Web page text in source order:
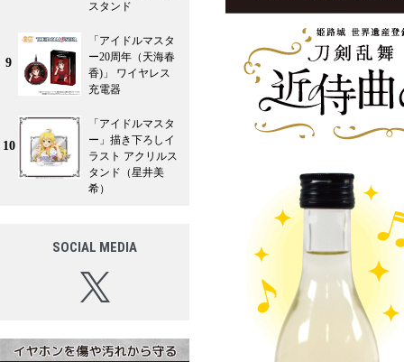
スタンド
9
「アイドルマスタ
ー20周年（天海春
香)」 ワイヤレス
充電器
10
「アイドルマスタ
ー」描き下ろしイ
ラスト アクリルス
タンド（星井美
希）
SOCIAL MEDIA